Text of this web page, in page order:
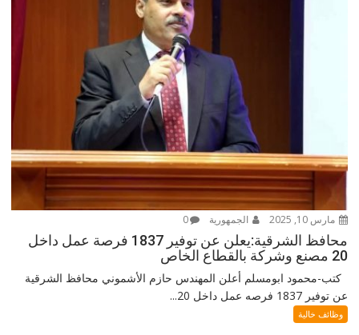
مارس 10, 2025 الجمهورية 0
محافظ الشرقية:يعلن عن توفير 1837 فرصة عمل داخل
20 مصنع وشركة بالقطاع الخاص
كتب-محمود ابومسلم أعلن المهندس حازم الأشموني محافظ الشرقية
عن توفير 1837 فرصه عمل داخل 20...
وظائف خالية